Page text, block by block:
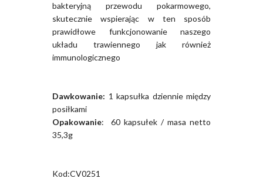
bakteryjną przewodu pokarmowego,
skutecznie wspierając w ten sposób
prawidłowe funkcjonowanie naszego
układu trawiennego jak również
immunologicznego
Dawkowanie: 1 kapsułka dziennie między
posiłkami
Opakowanie: 60 kapsułek / masa netto
35,3g
Kod:CV0251